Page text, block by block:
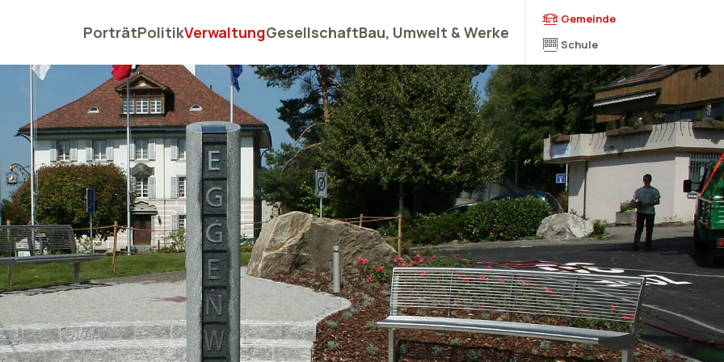
PorträtPolitikVerwaltungGesellschaftBau, Umwelt & Werke
Wechseln Sie zu:
Gemeinde
Schule